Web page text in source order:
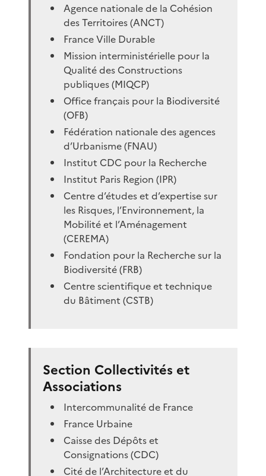
Agence nationale de la Cohésion
des Territoires (ANCT)
France Ville Durable
Mission interministérielle pour la
Qualité des Constructions
publiques (MIQCP)
Office français pour la Biodiversité
(OFB)
Fédération nationale des agences
d’Urbanisme (FNAU)
Institut CDC pour la Recherche
Institut Paris Region (IPR)
Centre d’études et d’expertise sur
les Risques, l’Environnement, la
Mobilité et l’Aménagement
(CEREMA)
Fondation pour la Recherche sur la
Biodiversité (FRB)
Centre scientifique et technique
du Bâtiment (CSTB)
Section Collectivités et
Associations
Intercommunalité de France
France Urbaine
Caisse des Dépôts et
Consignations (CDC)
Cité de l’Architecture et du